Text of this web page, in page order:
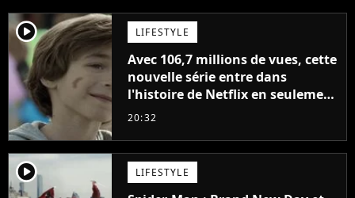
player2 LIFESTYLE
Avec 106,7 millions de vues, cette
nouvelle série entre dans
l'histoire de Netflix en seulement
48 jours
20:32
player2 LIFESTYLE